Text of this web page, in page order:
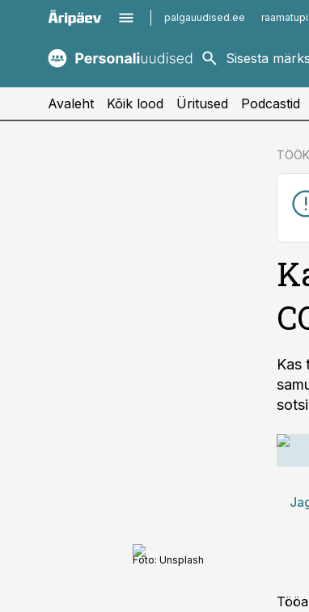
palgauudised.ee
kaubandus.ee
kinnisvarauudised.ee
imelineajalugu.ee
Avaleht Kõik lood Üritused Podcastid
Kas
Foto: Unsplash